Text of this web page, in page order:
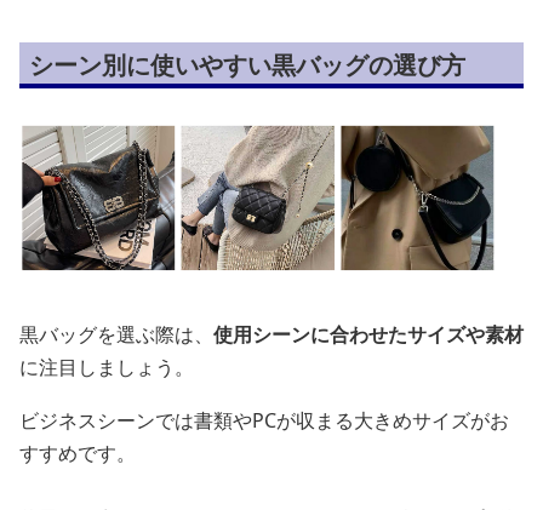
シーン別に使いやすい黒バッグの選び方
黒バッグを選ぶ際は、 使用シーンに合わせたサイズや素材
に注目しましょう。
ビジネスシーンでは書類やPCが収まる大きめサイズがお
すすめです。